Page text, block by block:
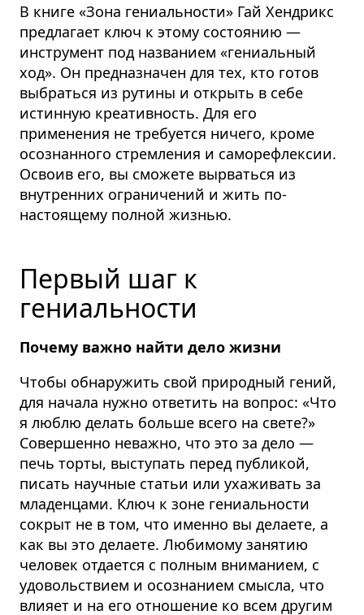
В книге «Зона гениальности» Гай Хендрикс
предлагает ключ к этому состоянию —
инструмент под названием «гениальный
ход». Он предназначен для тех, кто готов
выбраться из рутины и открыть в себе
истинную креативность. Для его
применения не требуется ничего, кроме
осознанного стремления и саморефлексии.
Освоив его, вы сможете вырваться из
внутренних ограничений и жить по-
настоящему полной жизнью.
Первый шаг к
гениальности
Почему важно найти дело жизни
Чтобы обнаружить свой природный гений,
для начала нужно ответить на вопрос: «Что
я люблю делать больше всего на свете?»
Совершенно неважно, что это за дело —
печь торты, выступать перед публикой,
писать научные статьи или ухаживать за
младенцами. Ключ к зоне гениальности
сокрыт не в том, что именно вы делаете, а
как вы это делаете. Любимому занятию
человек отдается с полным вниманием, с
удовольствием и осознанием смысла, что
влияет и на его отношение ко всем другим